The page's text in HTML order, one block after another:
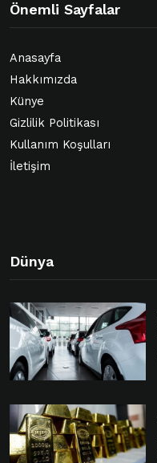
Önemli Sayfalar
Anasayfa
Hakkımızda
Künye
Gizlilik Politikası
Kullanım Koşulları
İletişim
Dünya